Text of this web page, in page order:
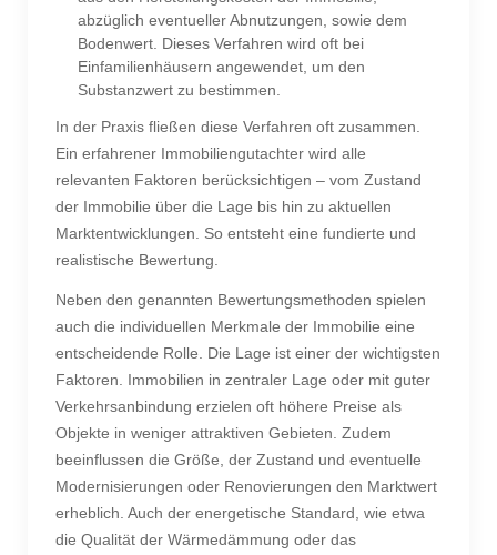
abzüglich eventueller Abnutzungen, sowie dem
Bodenwert. Dieses Verfahren wird oft bei
Einfamilienhäusern angewendet, um den
Substanzwert zu bestimmen.
In der Praxis fließen diese Verfahren oft zusammen.
Ein erfahrener Immobiliengutachter wird alle
relevanten Faktoren berücksichtigen – vom Zustand
der Immobilie über die Lage bis hin zu aktuellen
Marktentwicklungen. So entsteht eine fundierte und
realistische Bewertung.
Neben den genannten Bewertungsmethoden spielen
auch die individuellen Merkmale der Immobilie eine
entscheidende Rolle. Die Lage ist einer der wichtigsten
Faktoren. Immobilien in zentraler Lage oder mit guter
Verkehrsanbindung erzielen oft höhere Preise als
Objekte in weniger attraktiven Gebieten. Zudem
beeinflussen die Größe, der Zustand und eventuelle
Modernisierungen oder Renovierungen den Marktwert
erheblich. Auch der energetische Standard, wie etwa
die Qualität der Wärmedämmung oder das